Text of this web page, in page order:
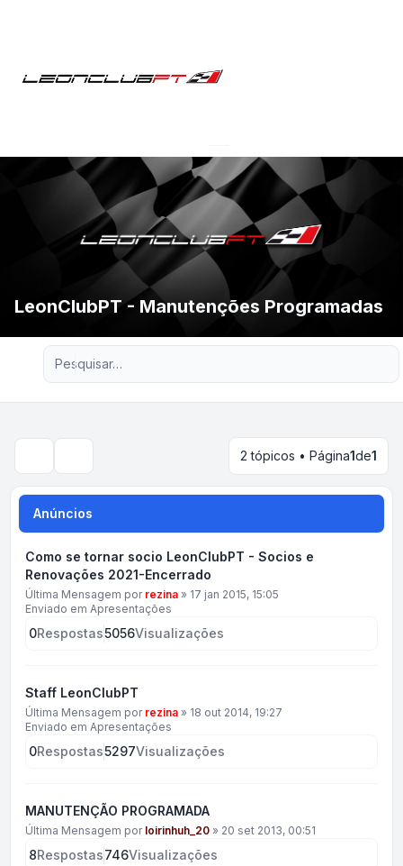
LeonClubPT - Manutenções Programadas
Pesquisa avançada
2 tópicos • Página1de1
Anúncios
Como se tornar socio LeonClubPT - Socios e
Renovações 2021-Encerrado
Última Mensagem por rezina » 17 jan 2015, 15:05
Enviado em Apresentações
0Respostas5056Visualizações
Staff LeonClubPT
Última Mensagem por rezina » 18 out 2014, 19:27
Enviado em Apresentações
0Respostas5297Visualizações
MANUTENÇÃO PROGRAMADA
Última Mensagem por loirinhuh_20 » 20 set 2013, 00:51
8Respostas746Visualizações